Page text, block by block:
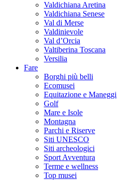
Valdichiana Aretina
Valdichiana Senese
Val di Merse
Valdinievole
Val d’Orcia
Valtiberina Toscana
Versilia
Fare
Borghi più belli
Ecomusei
Equitazione e Maneggi
Golf
Mare e Isole
Montagna
Parchi e Riserve
Siti UNESCO
Siti archeologici
Sport Avventura
Terme e wellness
Top musei